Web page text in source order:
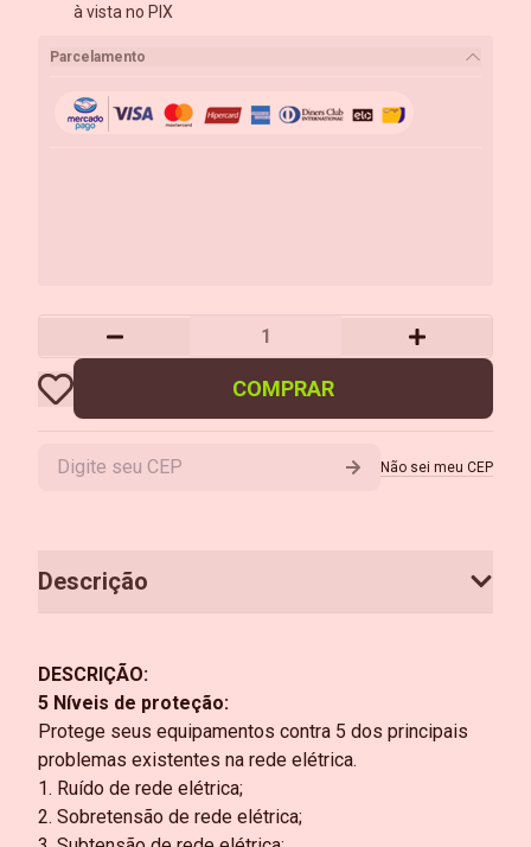
à vista no PIX
Parcelamento
COMPRAR
Não sei meu CEP
Descrição
DESCRIÇÃO:
5 Níveis de proteção:
Protege seus equipamentos contra 5 dos principais
problemas existentes na rede elétrica.
1. Ruído de rede elétrica;
2. Sobretensão de rede elétrica;